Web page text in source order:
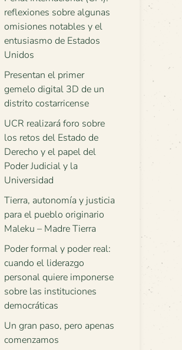
reflexiones sobre algunas
omisiones notables y el
entusiasmo de Estados
Unidos
Presentan el primer
gemelo digital 3D de un
distrito costarricense
UCR realizará foro sobre
los retos del Estado de
Derecho y el papel del
Poder Judicial y la
Universidad
Tierra, autonomía y justicia
para el pueblo originario
Maleku – Madre Tierra
Poder formal y poder real:
cuando el liderazgo
personal quiere imponerse
sobre las instituciones
democráticas
Un gran paso, pero apenas
comenzamos